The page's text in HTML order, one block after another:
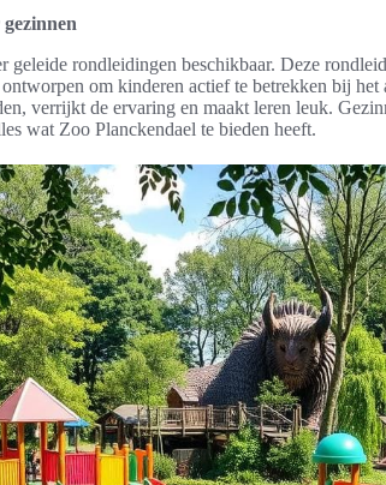
geleide rondleidingen beschikbaar. Deze
om kinderen actief te betrekken bij het
verrijkt de ervaring en maakt leren leuk.
wat Zoo Planckendael te bieden heeft.